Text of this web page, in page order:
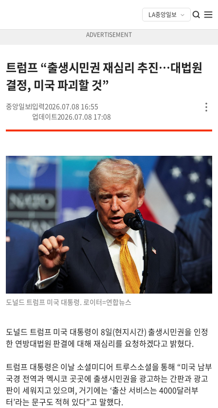
트럼프 “출생시민권 재심리 추진…대법원
결정, 미국 파괴할 것”
중앙일보
2026.07.08 16:55
2026.07.08 17:08
도널드 트럼프 미국 대통령. 로이터=연합뉴스
도널드 트럼프 미국 대통령이 8일(현지시간) 출생시민권을 인정
한 연방대법원 판결에 대해 재심리를 요청하겠다고 밝혔다.
트럼프 대통령은 이날 소셜미디어 트루스소셜을 통해 “미국 남부
국경 전역과 멕시코 곳곳에 출생시민권을 광고하는 간판과 광고
판이 세워지고 있으며, 거기에는 ‘출산 서비스는 4000달러부
터’라는 문구도 적혀 있다”고 말했다.